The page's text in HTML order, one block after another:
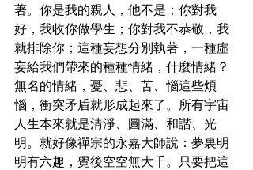
著。你是我的親人，他不是；你對我
好，我收你做學生；你對我不恭敬，我
就排除你；這種妄想分別執著，一種虛
妄給我們帶來的種種情緒，什麼情緒？
無名的情緒，憂、悲、苦、惱這些煩
惱，衝突矛盾就形成起來了。所有宇宙
人生本來就是清淨、圓滿、和諧、光
明。就好像禪宗的永嘉大師說：夢裏明
明有六趣，覺後空空無大千。只要把這